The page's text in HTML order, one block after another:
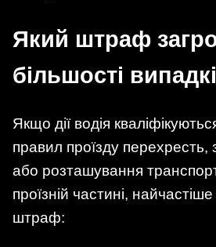
Який штраф
більшості
Якщо дії водія
правил проїзду перехресть,
або розташування
проїзній частині,
штраф: